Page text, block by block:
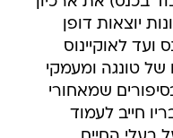
טונגה ומעמקי
שמאחורי
חייב לעמוד
בעלי החיים
שלו.